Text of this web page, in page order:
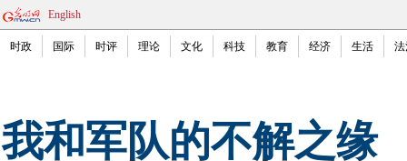
English
时政 国际 时评 理论 文化 科技 教育 经济 生活
我和军队的不解之缘